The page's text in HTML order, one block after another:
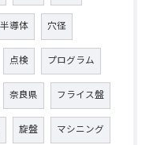
半導体 穴径
点検 プログラム
奈良県 フライス盤
旋盤 マシニング